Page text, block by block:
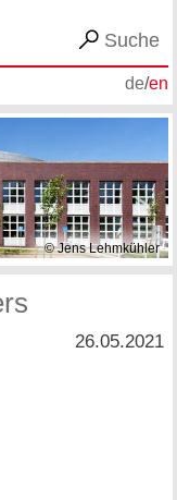
Suche
de/en
© Jens Lehmkühler
26.05.2021